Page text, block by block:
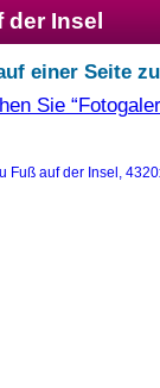
Insel
einer Seite
Sie